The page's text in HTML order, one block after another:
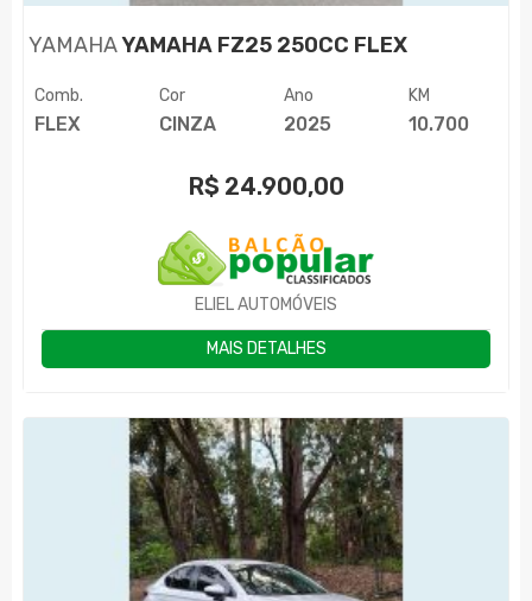
YAMAHAYAMAHA FZ25 250CC FLEX
Comb.
FLEX
Cor
CINZA
Ano
2025
KM
10.700
R$ 24.900,00
ELIEL AUTOMÓVEIS
MAIS DETALHES